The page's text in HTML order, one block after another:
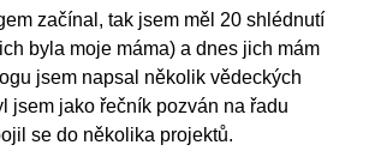
začínal, tak jsem měl 20 shlédnutí
byla moje máma) a dnes jich mám
jsem napsal několik vědeckých
jsem jako řečník pozván na řadu
se do několika projektů.